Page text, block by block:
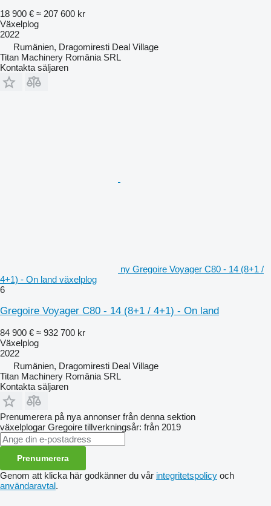
18 900 € ≈ 207 600 kr
Växelplog
2022
Rumänien, Dragomiresti Deal Village
Titan Machinery România SRL
Kontakta säljaren
ny Gregoire Voyager C80 - 14 (8+1 /
4+1) - On land växelplog
6
Gregoire Voyager C80 - 14 (8+1 / 4+1) - On land
84 900 € ≈ 932 700 kr
Växelplog
2022
Rumänien, Dragomiresti Deal Village
Titan Machinery România SRL
Kontakta säljaren
Prenumerera på nya annonser från denna sektion
växelplogar Gregoire tillverkningsår: från 2019
Prenumerera
Genom att klicka här godkänner du vår integritetspolicy och
användaravtal.